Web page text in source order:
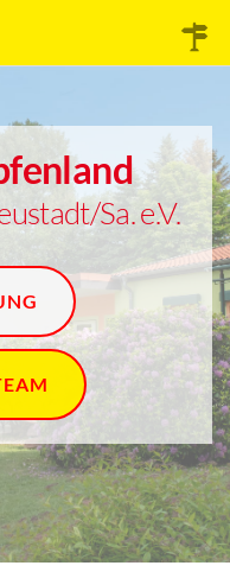
Sa. e.V.